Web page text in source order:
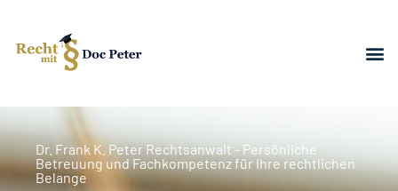
Dr. Frank K. Peter Rechtsanwalt - Persönliche
Betreuung und Fachkompetenz für Ihre rechtlichen
Belange